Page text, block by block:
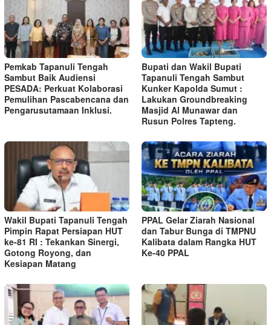
Pemkab Tapanuli Tengah
Sambut Baik Audiensi
PESADA: Perkuat Kolaborasi
Pemulihan Pascabencana dan
Pengarusutamaan Inklusi.
Bupati dan Wakil Bupati
Tapanuli Tengah Sambut
Kunker Kapolda Sumut :
Lakukan Groundbreaking
Masjid Al Munawar dan
Rusun Polres Tapteng.
Wakil Bupati Tapanuli Tengah
Pimpin Rapat Persiapan HUT
ke-81 RI : Tekankan Sinergi,
Gotong Royong, dan
Kesiapan Matang
PPAL Gelar Ziarah Nasional
dan Tabur Bunga di TMPNU
Kalibata dalam Rangka HUT
Ke-40 PPAL